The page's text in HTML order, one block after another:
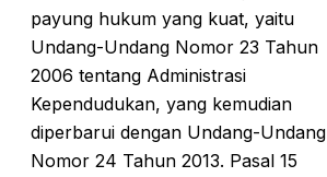
payung hukum yang kuat, yaitu
Undang-Undang Nomor 23 Tahun
2006 tentang Administrasi
Kependudukan, yang kemudian
diperbarui dengan Undang-Undang
Nomor 24 Tahun 2013. Pasal 15